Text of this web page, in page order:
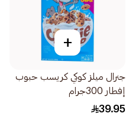
+
جنرال ميلز كوكي كريسب حبوب
إفطار 300جرام
39.95